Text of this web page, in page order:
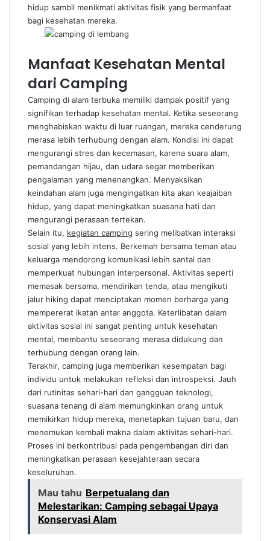
hidup sambil menikmati aktivitas fisik yang bermanfaat
bagi kesehatan mereka.
Manfaat Kesehatan Mental
dari Camping
Camping di alam terbuka memiliki dampak positif yang
signifikan terhadap kesehatan mental. Ketika seseorang
menghabiskan waktu di luar ruangan, mereka cenderung
merasa lebih terhubung dengan alam. Kondisi ini dapat
mengurangi stres dan kecemasan, karena suara alam,
pemandangan hijau, dan udara segar memberikan
pengalaman yang menenangkan. Menyaksikan
keindahan alam juga mengingatkan kita akan keajaiban
hidup, yang dapat meningkatkan suasana hati dan
mengurangi perasaan tertekan.
Selain itu, kegiatan camping sering melibatkan interaksi
sosial yang lebih intens. Berkemah bersama teman atau
keluarga mendorong komunikasi lebih santai dan
memperkuat hubungan interpersonal. Aktivitas seperti
memasak bersama, mendirikan tenda, atau mengikuti
jalur hiking dapat menciptakan momen berharga yang
mempererat ikatan antar anggota. Keterlibatan dalam
aktivitas sosial ini sangat penting untuk kesehatan
mental, membantu seseorang merasa didukung dan
terhubung dengan orang lain.
Terakhir, camping juga memberikan kesempatan bagi
individu untuk melakukan refleksi dan introspeksi. Jauh
dari rutinitas sehari-hari dan gangguan teknologi,
suasana tenang di alam memungkinkan orang untuk
memikirkan hidup mereka, menetapkan tujuan baru, dan
menemukan kembali makna dalam aktivitas sehari-hari.
Proses ini berkontribusi pada pengembangan diri dan
meningkatkan perasaan kesejahteraan secara
keseluruhan.
Mau tahu Berpetualang dan
Melestarikan: Camping sebagai Upaya
Konservasi Alam